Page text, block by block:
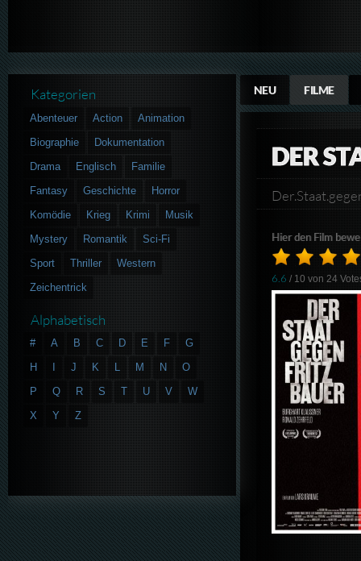
NEU FILME
DER
Hier den Film
6.6 / 10 von24
Kategorien
Abenteuer Action
Animation
Biographie
Dokumentation
Drama
Englisch
Familie
Fantasy
Geschichte
Horror
Komödie
Krieg Krimi
Musik
Mystery
Romantik
Sci-Fi
Sport
Thriller
Western
Zeichentrick
Alphabetisch
# A B C D E F
G
H
J K L M N
O
P
Q R S T U V
W
X
Y Z